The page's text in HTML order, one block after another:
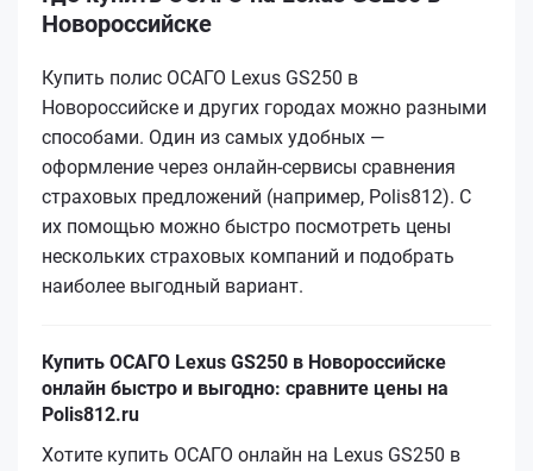
Новороссийске
Купить полис ОСАГО Lexus GS250 в
Новороссийске и других городах можно разными
способами. Один из самых удобных —
оформление через онлайн-сервисы сравнения
страховых предложений (например, Polis812). С
их помощью можно быстро посмотреть цены
нескольких страховых компаний и подобрать
наиболее выгодный вариант.
Купить ОСАГО Lexus GS250 в Новороссийске
онлайн быстро и выгодно: сравните цены на
Polis812.ru
Хотите купить ОСАГО онлайн на Lexus GS250 в